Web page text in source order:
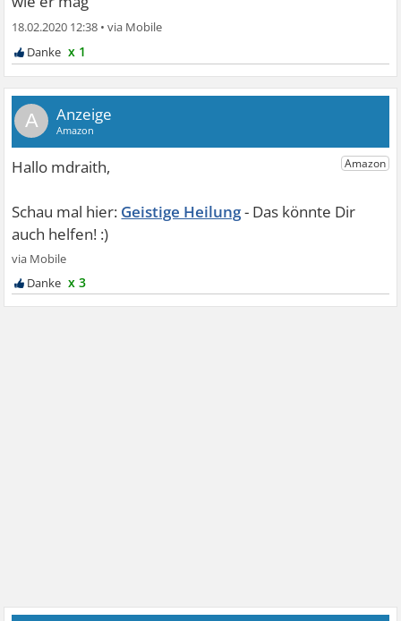
18.02.2020 12:38 •
x 1
A
Geistige Heilung
x 3